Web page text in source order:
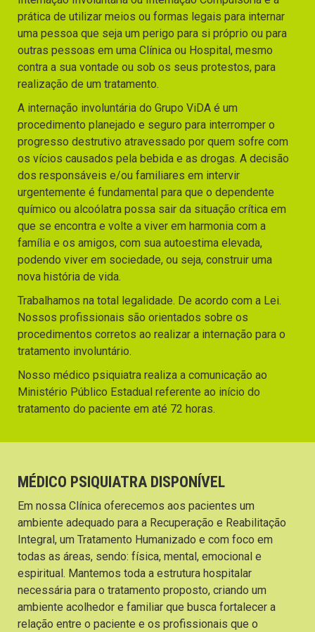
prática de utilizar meios ou formas legais para internar
uma pessoa que seja um perigo para si próprio ou para
outras pessoas em uma Clínica ou Hospital, mesmo
contra a sua vontade ou sob os seus protestos, para
realização de um tratamento.
A internação involuntária do Grupo ViDA é um
procedimento planejado e seguro para interromper o
progresso destrutivo atravessado por quem sofre com
os vícios causados pela bebida e as drogas. A decisão
dos responsáveis e/ou familiares em intervir
urgentemente é fundamental para que o dependente
químico ou alcoólatra possa sair da situação crítica em
que se encontra e volte a viver em harmonia com a
família e os amigos, com sua autoestima elevada,
podendo viver em sociedade, ou seja, construir uma
nova história de vida.
Trabalhamos na total legalidade. De acordo com a Lei.
Nossos profissionais são orientados sobre os
procedimentos corretos ao realizar a internação para o
tratamento involuntário.
Nosso médico psiquiatra realiza a comunicação ao
Ministério Público Estadual referente ao início do
tratamento do paciente em até 72 horas.
MÉDICO PSIQUIATRA DISPONÍVEL
Em nossa Clínica oferecemos aos pacientes um
ambiente adequado para a Recuperação e Reabilitação
Integral, um Tratamento Humanizado e com foco em
todas as áreas, sendo: física, mental, emocional e
espiritual. Mantemos toda a estrutura hospitalar
necessária para o tratamento proposto, criando um
ambiente acolhedor e familiar que busca fortalecer a
relação entre o paciente e os profissionais que o